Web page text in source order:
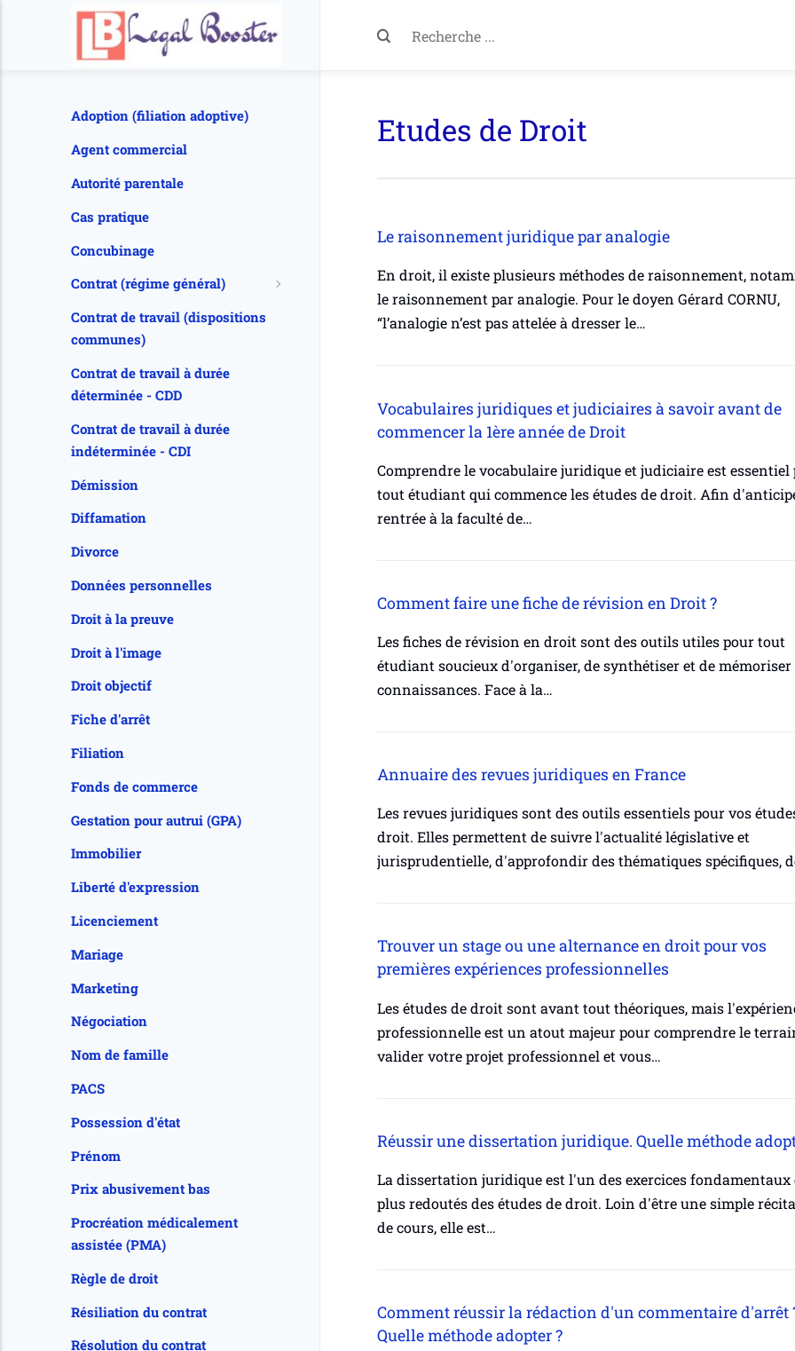
Etudes de Droit
Le raisonnement juridique par analogie
En droit, il existe plusieurs méthodes de raisonnement,
le raisonnement par analogie. Pour le doyen Gérard CORNU,
“l’analogie n’est pas attelée à dresser le…
Vocabulaires juridiques et judiciaires à savoir avant de
commencer la 1ère année de Droit
Comprendre le vocabulaire juridique et judiciaire est essentiel
tout étudiant qui commence les études de droit. Afin
rentrée à la faculté de…
Comment faire une fiche de révision en Droit ?
Les fiches de révision en droit sont des outils utiles pour tout
étudiant soucieux d'organiser, de synthétiser et de mémoriser
connaissances. Face à la…
Annuaire des revues juridiques en France
Les revues juridiques sont des outils essentiels pour vos
droit. Elles permettent de suivre l'actualité législative et
jurisprudentielle, d'approfondir des thématiques spécifiques,
Trouver un stage ou une alternance en droit pour vos
premières expériences professionnelles
Les études de droit sont avant tout théoriques, mais
professionnelle est un atout majeur pour comprendre le
valider votre projet professionnel et vous…
Réussir une dissertation juridique. Quelle méthode
La dissertation juridique est l'un des exercices fondamentaux
plus redoutés des études de droit. Loin d'être une simple
de cours, elle est…
Comment réussir la rédaction d'un commentaire d'arrêt
Quelle méthode adopter ?
Adoption (filiation adoptive)
Agent commercial
Autorité parentale
Cas pratique
Concubinage
Contrat (régime général)
Contrat de travail (dispositions
communes)
Contrat de travail à durée
déterminée - CDD
Contrat de travail à durée
indéterminée - CDI
Démission
Diffamation
Divorce
Données personnelles
Droit à la preuve
Droit à l'image
Droit objectif
Fiche d'arrêt
Filiation
Fonds de commerce
Gestation pour autrui (GPA)
Immobilier
Liberté d'expression
Licenciement
Mariage
Marketing
Négociation
Nom de famille
PACS
Possession d'état
Prénom
Prix abusivement bas
Procréation médicalement
assistée (PMA)
Règle de droit
Résiliation du contrat
Résolution du contrat